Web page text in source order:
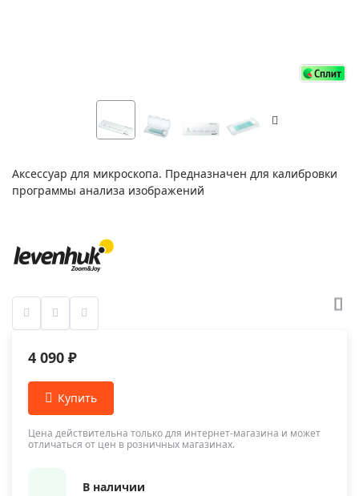
Аксессуар для микроскопа. Предназначен для калибровки
программы анализа изображений
4 090 ₽
Цена действительна только для интернет-магазина и может
отличаться от цен в розничных магазинах.
В наличии